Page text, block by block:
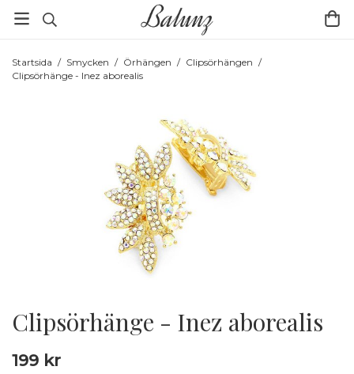
Startsida / Smycken / Örhängen / Clipsörhängen /
Clipsörhänge - Inez aborealis
Clipsörhänge - Inez aborealis
199 kr